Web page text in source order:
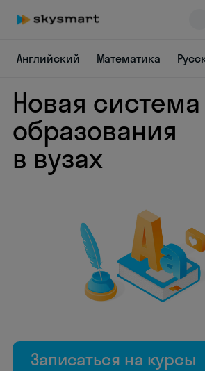
Английский Математика
Новая система
образования
в вузах
Записаться на курсы
online